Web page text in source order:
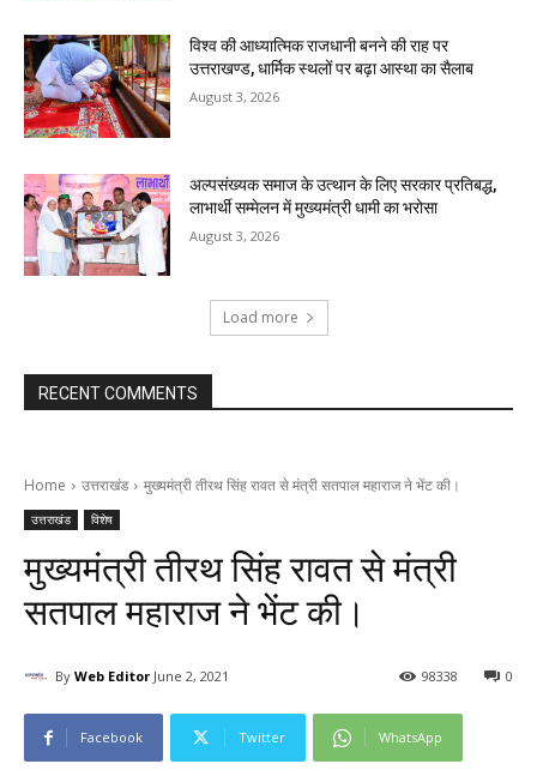
विश्व की आध्यात्मिक राजधानी बनने की राह पर
उत्तराखण्ड, धार्मिक स्थलों पर बढ़ा आस्था का सैलाब
August 3, 2026
अल्पसंख्यक समाज के उत्थान के लिए सरकार प्रतिबद्ध,
लाभार्थी सम्मेलन में मुख्यमंत्री धामी का भरोसा
August 3, 2026
Load more
RECENT COMMENTS